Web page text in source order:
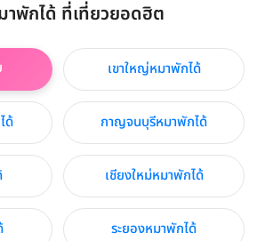
พักได้ ที่เที่ยวยอดฮิต
เขาใหญ่หมาพักได้
ด้ กาญจนบุรีหมาพักได้
เชียงใหม่หมาพักได้
ระยองหมาพักได้